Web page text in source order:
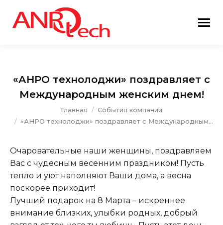
«АНРО технолоджи» поздравляет с
Международным женским днем!
Главная
События компании
«АНРО технолоджи» поздравляет с Международным…
Очаровательные наши женщины, поздравляем
Вас с чудесным весенним праздником! Пусть
тепло и уют наполняют Ваши дома, а весна
поскорее приходит!
Лучший подарок на 8 Марта – искреннее
внимание близких, улыбки родных, добрый